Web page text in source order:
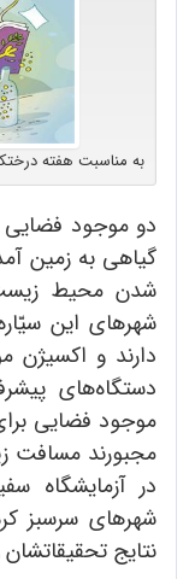
به مناسبت هفته
دو موجود فضایی
گیاهی به زمین
شدن محیط
شهر‌های این
دارند و اکسیژن
دستگاه‌های
موجود فضایی
مجبورند مسافت
در آزمایشگاه
شهر‌های سرسبز
نتایج